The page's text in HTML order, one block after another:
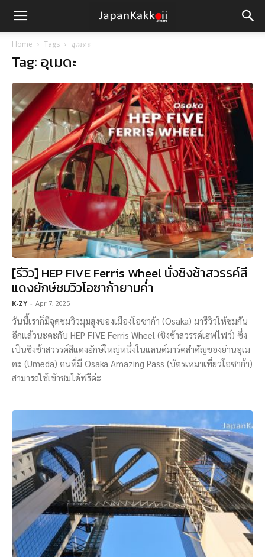
Home Tags อุเมดะ
Tag: อุเมดะ
[รีวิว] HEP FIVE Ferris Wheel นั่งชิงช้าสวรรค์สี
แดงยักษ์ชมวิวโอซาก้ายามค่ำ
K-ZY - Apr 7, 2025
วันนี้เราก็มีจุดชมวิวมุมสูงของเมืองโอซาก้า (Osaka) มารีวิวให้ชมกัน
อีกแล้วนะคะกับ HEP FIVE Ferris Wheel (ชิงช้าสวรรค์เฮฟไฟว์) ซึ่ง
เป็นชิงช้าสวรรค์สีแดงยักษ์ใหญ่หนึ่งในแลนด์มาร์คสำคัญของย่านอุเม
ดะ (Umeda) คนที่มี Osaka Amazing Pass (บัตรเหมาเที่ยวโอซาก้า)
สามารถใช้เข้าชมได้ฟรีค่ะ